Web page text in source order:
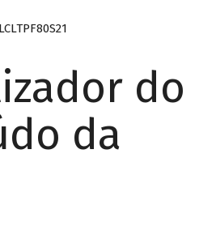
do
da